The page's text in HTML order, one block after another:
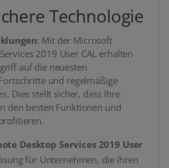
Technologie
: Mit der Microsoft
2019 User CAL erhalten
auf die neuesten
und regelmäßige
Dies stellt sicher, dass Ihre
den besten Funktionen und
Desktop Services 2019 User
für Unternehmen, die ihren